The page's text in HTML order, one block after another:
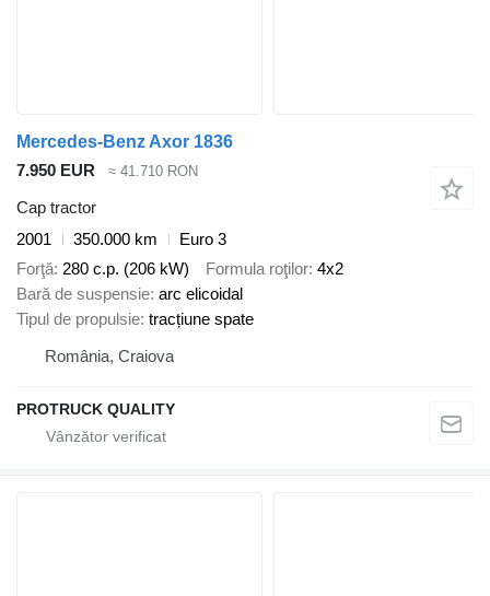
Mercedes-Benz Axor 1836
7.950 EUR
≈ 41.710 RON
Cap tractor
2001
350.000 km
Euro 3
Forţă 280 c.p. (206 kW) Formula roţilor 4x2
Bară de suspensie arc elicoidal
Tipul de propulsie tracțiune spate
România, Craiova
PROTRUCK QUALITY